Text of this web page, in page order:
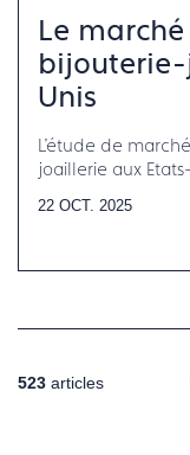
Le
Unis
L'étude de
joaillerie aux Etats-Unis a été mise
22 OCT. 2025
523 articles